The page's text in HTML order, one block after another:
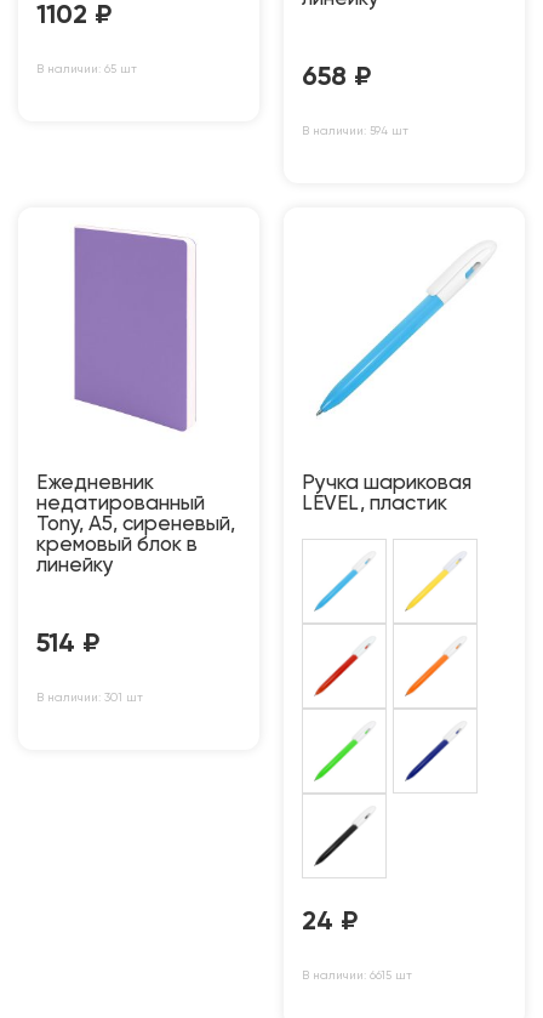
1102 ₽
В наличии: 65 шт 658 ₽
В наличии: 594 шт
Ежедневник
недатированный
Tony, А5, сиреневый,
кремовый блок в
линейку
514 ₽
В наличии: 301 шт
Ручка шариковая
LEVEL, пластик
24 ₽
В наличии: 6615 шт